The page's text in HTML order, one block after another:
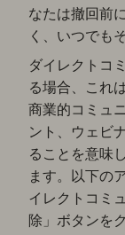
なたは撤回前
く、いつでも
ダイレクトコ
る場合、これ
商業的コミュ
ント、ウェビ
ることを意味
ます。以下の
イレクトコミ
除」ボタンを